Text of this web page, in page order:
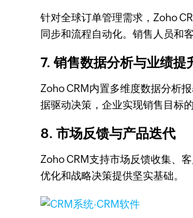
针对全球订单管理需求，Zoho
同步和流程自动化。销售人员和
7. 销售数据分析与业绩提
Zoho CRM内置多维度数据分析
据驱动决策，企业实现销售目标
8. 市场反馈与产品迭代
Zoho CRM支持市场反馈收集、
优化和战略决策提供坚实基础。